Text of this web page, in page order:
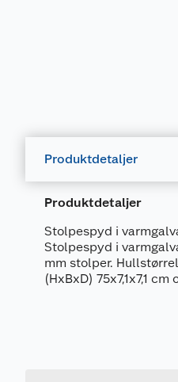
Produktdetaljer
Produktdetaljer
Stolpespyd i
Stolpespyd i
mm stolper.
(HxBxD) 75x7,1x7,1 cm